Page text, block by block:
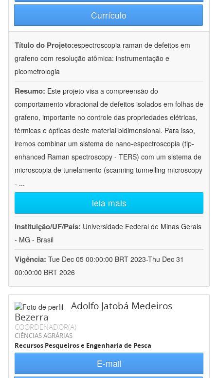
Currículo
Título do Projeto:espectroscopia raman de defeitos em
grafeno com resolução atômica: instrumentação e
picometrologia
Resumo: Este projeto visa a compreensão do
comportamento vibracional de defeitos isolados em folhas de
grafeno, importante no controle das propriedades elétricas,
térmicas e ópticas deste material bidimensional. Para isso,
iremos combinar um sistema de nano-espectroscopia (tip-
enhanced Raman spectroscopy - TERS) com um sistema de
microscopia de tunelamento (scanning tunnelling microscopy
- ...
leia mais
Instituição/UF/País: Universidade Federal de Minas Gerais
- MG - Brasil
Vigência: Tue Dec 05 00:00:00 BRT 2023-Thu Dec 31
00:00:00 BRT 2026
Adolfo Jatobá Medeiros
Bezerra
COORDENADOR(A)
CIÊNCIAS AGRÁRIAS
Recursos Pesqueiros e Engenharia de Pesca
E-mail